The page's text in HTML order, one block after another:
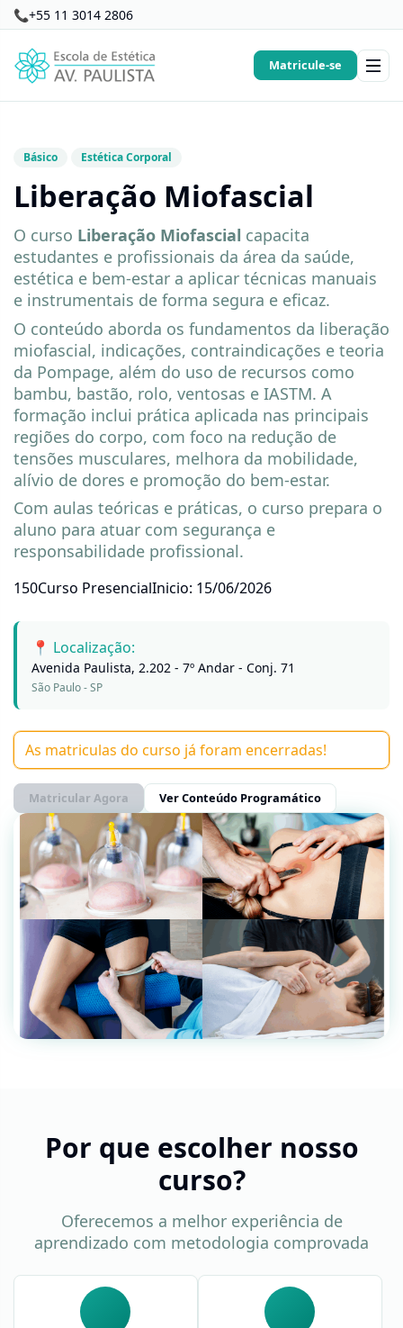
📞+55 11 3014 2806
Matricule-se
Básico Estética Corporal
Liberação Miofascial
O curso Liberação Miofascial capacita
estudantes e profissionais da área da saúde,
estética e bem-estar a aplicar técnicas manuais
e instrumentais de forma segura e eficaz.
O conteúdo aborda os fundamentos da liberação
miofascial, indicações, contraindicações e teoria
da Pompage, além do uso de recursos como
bambu, bastão, rolo, ventosas e IASTM. A
formação inclui prática aplicada nas principais
regiões do corpo, com foco na redução de
tensões musculares, melhora da mobilidade,
alívio de dores e promoção do bem-estar.
Com aulas teóricas e práticas, o curso prepara o
aluno para atuar com segurança e
responsabilidade profissional.
150Curso PresencialInicio: 15/06/2026
📍 Localização:
Avenida Paulista, 2.202 - 7º Andar - Conj. 71
São Paulo - SP
As matriculas do curso já foram encerradas!
Matricular Agora Ver Conteúdo Programático
Por que escolher nosso
curso?
Oferecemos a melhor experiência de
aprendizado com metodologia comprovada